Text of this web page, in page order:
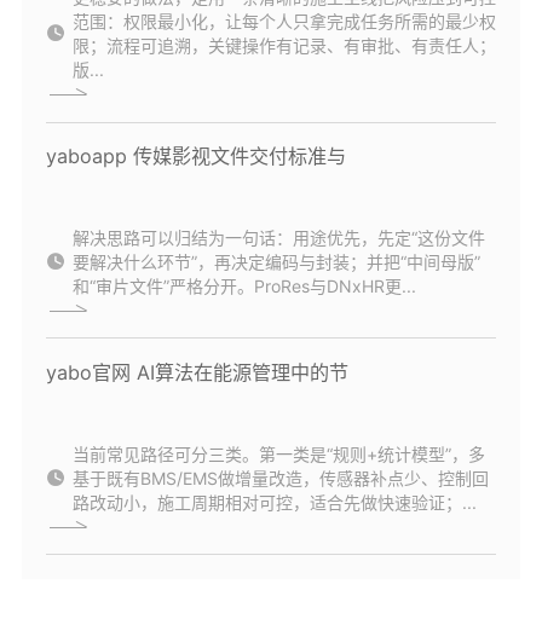
范围：权限最小化，让每个人只拿完成任务所需的最少权
限；流程可追溯，关键操作有记录、有审批、有责任人；
版...
yaboapp 传媒影视文件交付标准与
解决思路可以归结为一句话：用途优先，先定“这份文件
要解决什么环节”，再决定编码与封装；并把“中间母版”
和“审片文件”严格分开。ProRes与DNxHR更...
yabo官网 AI算法在能源管理中的节
当前常见路径可分三类。第一类是“规则+统计模型”，多
基于既有BMS/EMS做增量改造，传感器补点少、控制回
路改动小，施工周期相对可控，适合先做快速验证；...